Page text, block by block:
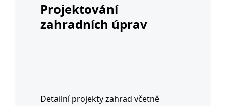
Projektování
zahradních úprav
Detailní projekty zahrad včetně